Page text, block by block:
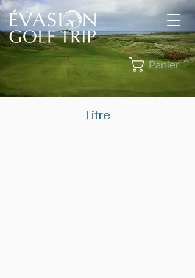
Panier
Titre